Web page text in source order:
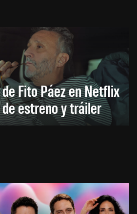
Fito Páez en Netflix
estreno y tráiler